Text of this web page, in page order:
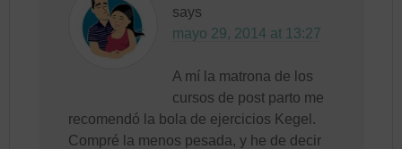
says
mayo 29, 2014 at 13:27
A mí la matrona de los
cursos de post parto me
recomendó la bola de ejercicios Kegel.
Compré la menos pesada, y he de decir